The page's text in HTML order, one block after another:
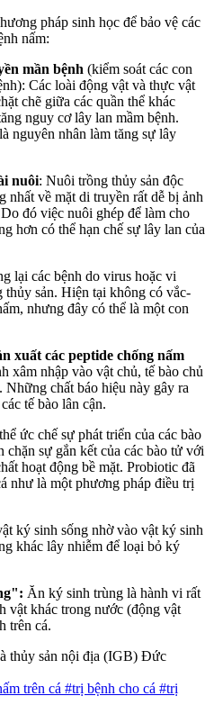
pháp sinh học để bảo vệ các
nấm:
mần bệnh (kiểm soát các con
Các loài động vật và thực vật
chẽ giữa các quần thể khác
nguy cơ lây lan mầm bệnh.
nguyên nhân làm tăng sự lây
nuôi: Nuôi trồng thủy sản độc
nhất về mặt di truyền rất dễ bị ảnh
đó việc nuôi ghép để làm cho
hơn có thể hạn chế sự lây lan của
lại các bệnh do virus hoặc vi
sản. Hiện tại không có vắc-
nhưng đây có thể là một con
xuất các peptide chống nấm
xâm nhập vào vật chủ, tế bào chủ
Những chất báo hiệu này gây ra
tế bào lân cận.
ức chế sự phát triển của các bào
sự gắn kết của các bào tử với
hoạt động bề mặt. Probiotic đã
như là một phương pháp điều trị
ký sinh sống nhờ vào vật ký sinh
khác lây nhiễm để loại bỏ ký
Ăn ký sinh trùng là hành vi rất
vật khác trong nước (động vật
trên cá.
thủy sản nội địa (IGB) Đức
trên cá #trị bệnh cho cá #trị